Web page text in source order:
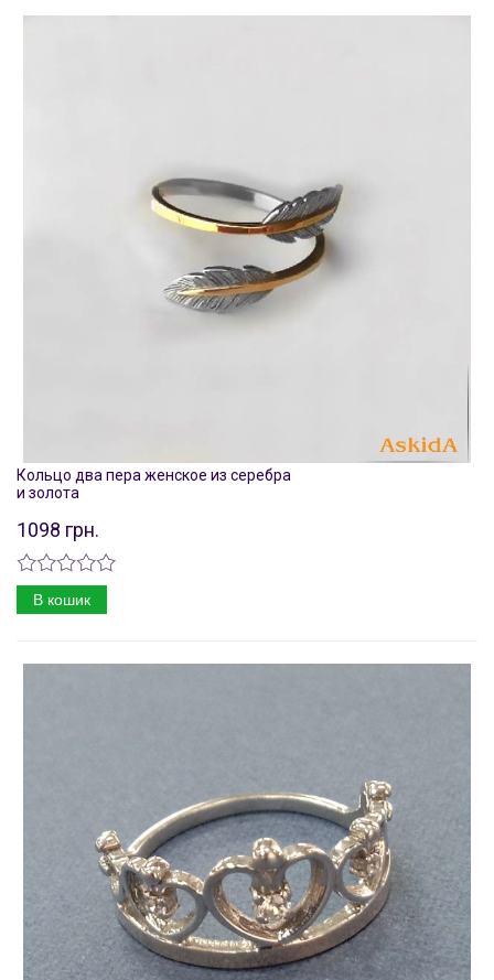
Кольцо два пера женское из серебра
и золота
1098 грн.
В кошик